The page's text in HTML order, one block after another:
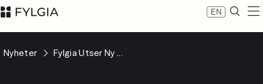
EN
Medarbetare
Nyheter Fylgia Utser Ny ...